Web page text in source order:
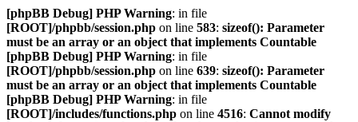
[phpBB Debug] PHP Warning: in file
[ROOT]/phpbb/session.php on line 583: sizeof(): Parameter
must be an array or an object that implements Countable
[phpBB Debug] PHP Warning: in file
[ROOT]/phpbb/session.php on line 639: sizeof(): Parameter
must be an array or an object that implements Countable
[phpBB Debug] PHP Warning: in file
[ROOT]/includes/functions.php on line 4516: Cannot modify